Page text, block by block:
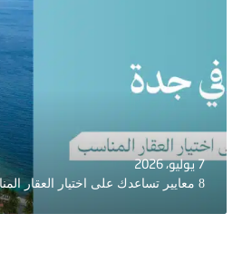
7 يوليو، 2026
8 معايير تساعدك على اختيار العقار المناسب